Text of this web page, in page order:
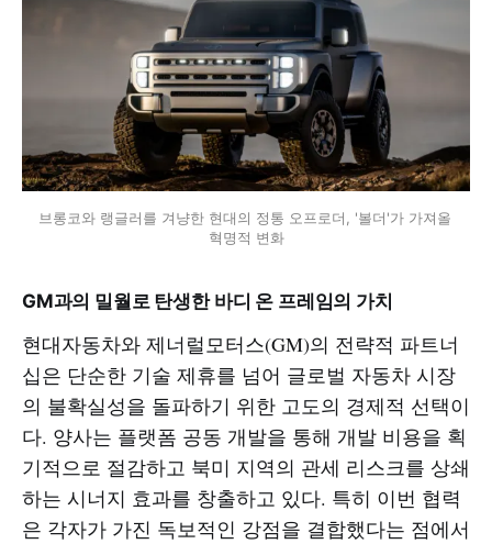
브롱코와 랭글러를 겨냥한 현대의 정통 오프로더, '볼더'가 가져올
혁명적 변화
GM과의 밀월로 탄생한 바디 온 프레임의 가치
현대자동차와 제너럴모터스(GM)의 전략적 파트너
십은 단순한 기술 제휴를 넘어 글로벌 자동차 시장
의 불확실성을 돌파하기 위한 고도의 경제적 선택이
다. 양사는 플랫폼 공동 개발을 통해 개발 비용을 획
기적으로 절감하고 북미 지역의 관세 리스크를 상쇄
하는 시너지 효과를 창출하고 있다. 특히 이번 협력
은 각자가 가진 독보적인 강점을 결합했다는 점에서